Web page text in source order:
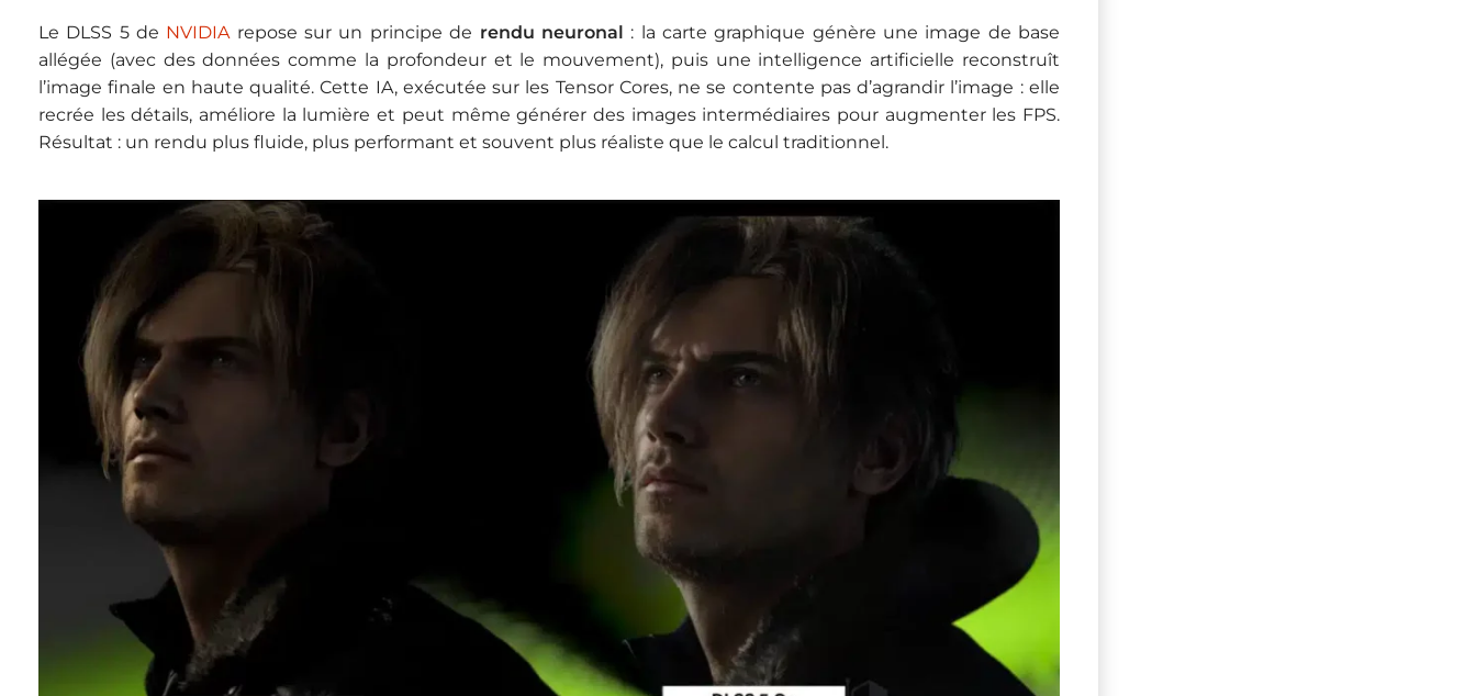
Le DLSS 5 de NVIDIA repose sur un principe de rendu neuronal : la carte graphique génère une image de base
allégée (avec des données comme la profondeur et le mouvement), puis une intelligence artificielle reconstruît
l’image finale en haute qualité. Cette IA, exécutée sur les Tensor Cores, ne se contente pas d’agrandir l’image : elle
recrée les détails, améliore la lumière et peut même générer des images intermédiaires pour augmenter les FPS.
Résultat : un rendu plus fluide, plus performant et souvent plus réaliste que le calcul traditionnel.